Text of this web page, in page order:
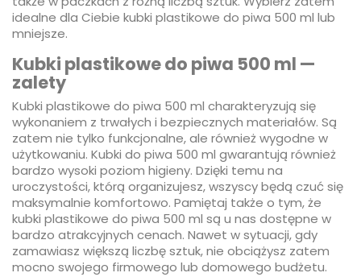
idealne dla Ciebie kubki plastikowe do piwa 500 ml lub
mniejsze.
Kubki plastikowe do piwa 500 ml —
zalety
Kubki plastikowe do piwa 500 ml charakteryzują się
wykonaniem z trwałych i bezpiecznych materiałów. Są
zatem nie tylko funkcjonalne, ale również wygodne w
użytkowaniu. Kubki do piwa 500 ml gwarantują również
bardzo wysoki poziom higieny. Dzięki temu na
uroczystości, którą organizujesz, wszyscy będą czuć się
maksymalnie komfortowo. Pamiętaj także o tym, że
kubki plastikowe do piwa 500 ml są u nas dostępne w
bardzo atrakcyjnych cenach. Nawet w sytuacji, gdy
zamawiasz większą liczbę sztuk, nie obciążysz zatem
mocno swojego firmowego lub domowego budżetu.